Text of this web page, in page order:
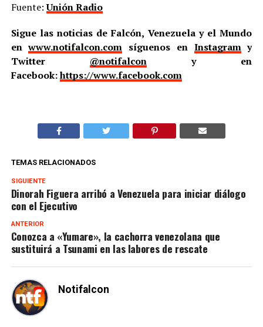
Fuente:Unión Radio
Sigue las noticias de Falcón, Venezuela y el Mundo
enwww.notifalcon.com síguenos en Instagramy
Twitter @notifalcony en
Facebook:https://www.facebook.com
TEMAS RELACIONADOS
SIGUIENTE
Dinorah Figuera arribó a Venezuela para iniciar diálogo
con el Ejecutivo
ANTERIOR
Conozca a «Yumare», la cachorra venezolana que
sustituirá a Tsunami en las labores de rescate
Notifalcon